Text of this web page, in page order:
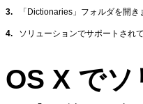
3. 「Dictionaries」フォルダを開き
4. ソリューションでサポートされ
OS X で